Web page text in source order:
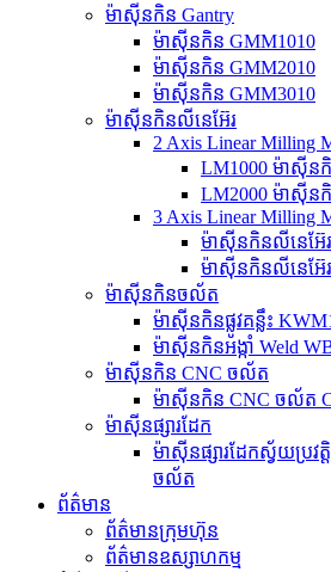
ម៉ាស៊ីនកិន Gantry
ម៉ាស៊ីនកិន GMM1010
ម៉ាស៊ីនកិន GMM2010
ម៉ាស៊ីនកិន GMM3010
ម៉ាស៊ីនកិនលីនេអ៊ែរ
2 Axis Linear Milling
LM1000 ម៉ាស៊ី
LM2000 ម៉ាស៊ី
3 Axis Linear Milling
ម៉ាស៊ីនកិនលីនេអ៊ែ
ម៉ាស៊ីនកិនលីនេអ៊ែ
ម៉ាស៊ីនកិនចល័ត
ម៉ាស៊ីនកិនផ្លូវគន្លឹះ
ម៉ាស៊ីនកិនអង្កាំ Weld
ម៉ាស៊ីនកិន CNC ចល័ត
ម៉ាស៊ីនកិន CNC ចល័ត
ម៉ាស៊ីនផ្សារដែក
ម៉ាស៊ីនផ្សារដែកស្វ័យប្រ
ចល័ត
ព័ត៌មាន
ព័ត៌មានក្រុមហ៊ុន
ព័ត៌មានឧស្សាហកម្ម